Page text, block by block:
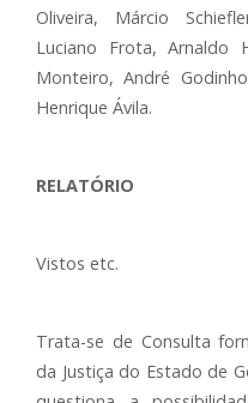
Oliveira, Márcio
Luciano Frota, Arnaldo
Monteiro, André
Henrique Ávila.
RELATÓRIO
Vistos etc.
Trata-se de Consulta
da Justiça do Estado de